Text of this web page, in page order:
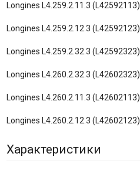
Longines L4.259.2.11.3 (L42592113)
Longines L4.259.2.12.3 (L42592123)
Longines L4.259.2.32.3 (L42592323)
Longines L4.260.2.32.3 (L42602323)
Longines L4.260.2.11.3 (L42602113)
Longines L4.260.2.12.3 (L42602123)
Характеристики